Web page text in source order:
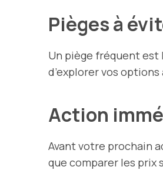
Pièges à
Un piège fréquent est
d’explorer vos
Action
Avant votre prochain
que comparer les prix